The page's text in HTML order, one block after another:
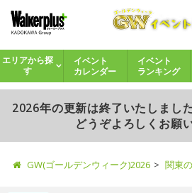
エリアから探
す
イベント
カレンダー
イベント
ランキング
2026年の更新は終了いたしまし
どうぞよろしくお願
GW(ゴールデンウィーク)2026 関東